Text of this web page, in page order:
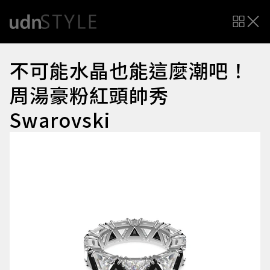
不可能水晶也能這麼潮吧！
周湯豪粉紅頭帥秀
Swarovski